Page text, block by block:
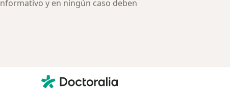
y en ningún caso deben
Contacto
Doctoralia - Página de inicio